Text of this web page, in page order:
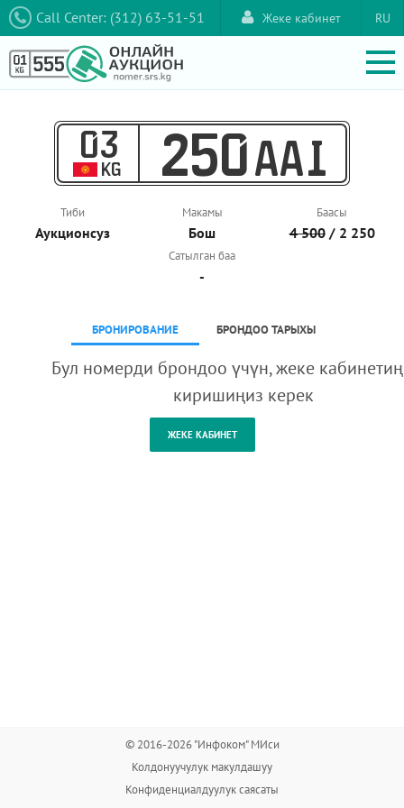
Call Center: (312) 63-51-51 RU
Жеке кабинет
03
KG 250 AAI
Тиби
Аукционcуз
Макамы
Бош
Баасы
4 500/ 2 250
Сатылган баа
-
БРОНИРОВАНИЕ БРОНДОО ТАРЫХЫ
Бул номерди брондоо үчүн, жеке
киришиңиз керек
© 2016-2026 "Инфоком" МИси
Колдонуучулук макулдашуу
Конфиденциалдуулук саясаты